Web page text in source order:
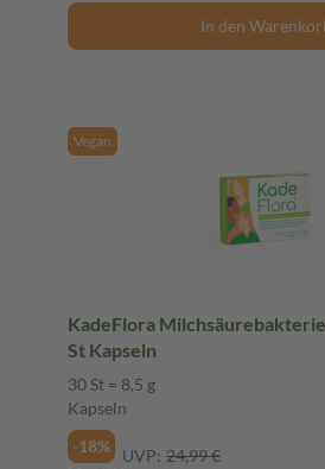
In den
Vegan
KadeFlora
St Kapseln
30 St = 8,5 g
Kapseln
-18%
UVP: 24,99 €